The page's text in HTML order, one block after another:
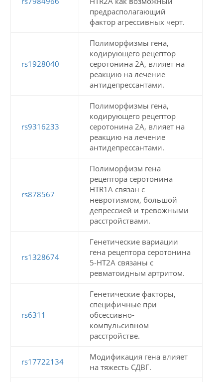
предрасполагающий
фактор агрессивных черт.
rs1928040
Полиморфизмы гена,
кодирующего рецептор
серотонина 2А, влияет на
реакцию на лечение
антидепрессантами.
rs9316233
Полиморфизмы гена,
кодирующего рецептор
серотонина 2А, влияет на
реакцию на лечение
антидепрессантами.
rs878567
Полиморфизм гена
рецептора серотонина
HTR1A связан с
невротизмом, большой
депрессией и тревожными
расстройствами.
rs1328674
Генетические вариации
гена рецептора серотонина
5-HT2A связаны с
ревматоидным артритом.
rs6311
Генетические факторы,
специфичные при
обсессивно-
компульсивном
расстройстве.
rs17722134
Модификация гена влияет
на тяжесть СДВГ.